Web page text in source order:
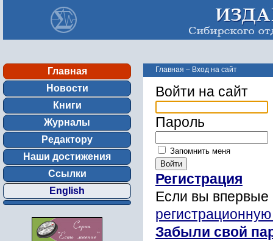
Главная
Новости
Книги
Журналы
Редактору
Наши достижения
Ссылки
English
Главная – Вход на сайт
Войти на сайт
Пароль
Запомнить меня
Регистрация
Если вы впервые
Забыли свой